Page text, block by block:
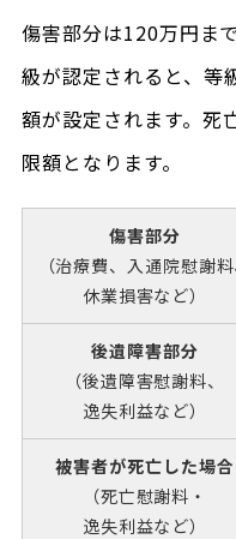
傷害部分は120万円ま
級が認定されると、等
額が設定されます。死
限額となります。
傷害部分
（治療費、 入通院慰謝料
休業損害など）
後遺障害部分
（後遺障害慰謝料、
逸失利益など）
被害者が死亡した場合
（死亡慰謝料・
逸失利益など）